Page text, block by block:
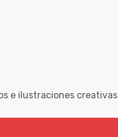
e ilustraciones creativas